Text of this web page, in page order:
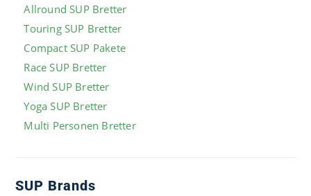
Allround SUP Bretter
Touring SUP Bretter
Compact SUP Pakete
Race SUP Bretter
Wind SUP Bretter
Yoga SUP Bretter
Multi Personen Bretter
SUP Brands